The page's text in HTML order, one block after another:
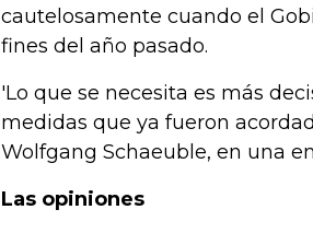
cautelosamente cuando el
fines del año pasado.
'Lo que se necesita es más
medidas que ya fueron
Wolfgang Schaeuble, en una
Las opiniones